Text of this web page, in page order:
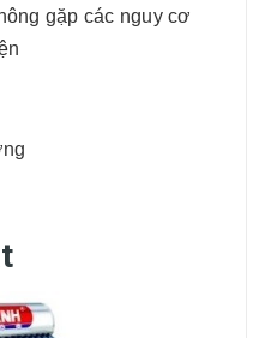
gặp các nguy cơ